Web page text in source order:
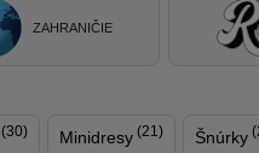
Teraz vyberte
ZAHRANIČIE
(30) Minidresy (21) Šnúrky